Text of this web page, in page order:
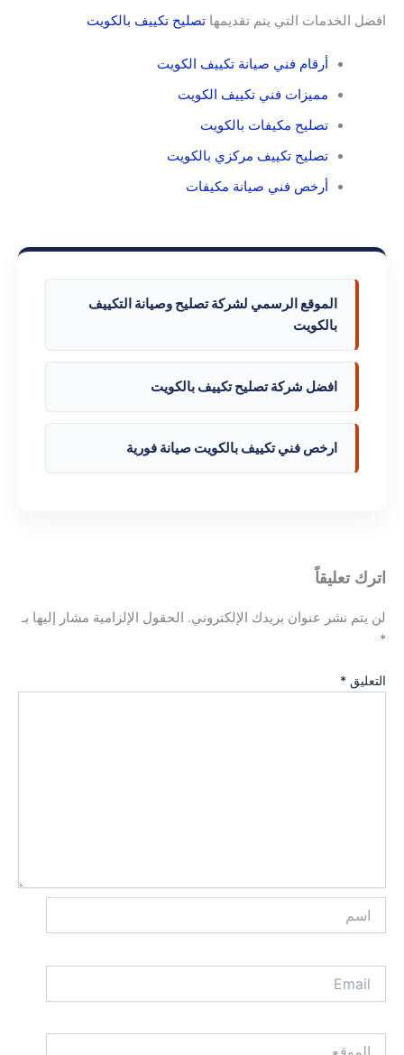
افضل الخدمات التي يتم تقديمها تصليح تكييف بالكويت
أرقام فني صيانة تكييف الكويت
مميزات فني تكييف الكويت
تصليح مكيفات بالكويت
تصليح تكييف مركزي بالكويت
أرخص فني صيانة مكيفات
الموقع الرسمي لشركة تصليح وصيانة التكييف
بالكويت
افضل شركة تصليح تكييف بالكويت
ارخص فني تكييف بالكويت صيانة فورية
اترك تعليقاً
لن يتم نشر عنوان بريدك الإلكتروني. الحقول الإلزامية مشار إليها بـ
*
التعليق *